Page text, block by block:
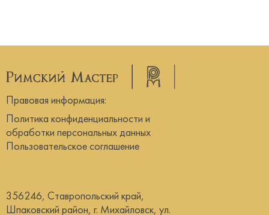
Правовая информация:
Политика конфиденциальности и
обработки персональных данных
Пользовательское соглашение
356246, Ставропольский край,
Шпаковский район, г. Михайловск, ул.